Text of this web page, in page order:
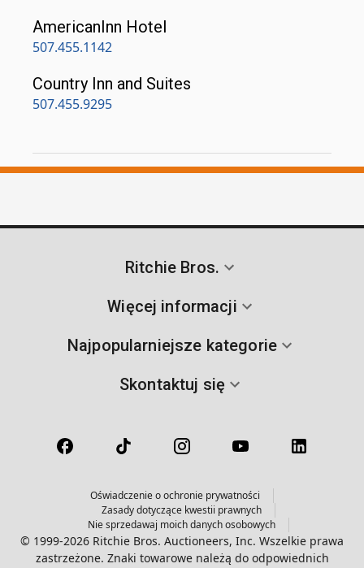
AmericanInn Hotel
507.455.1142
Country Inn and Suites
507.455.9295
Ritchie Bros.
Więcej informacji
Najpopularniejsze kategorie
Skontaktuj się
Oświadczenie o ochronie prywatności
Zasady dotyczące kwestii prawnych
Nie sprzedawaj moich danych osobowych
© 1999-2026 Ritchie Bros. Auctioneers, Inc. Wszelkie prawa
zastrzeżone. Znaki towarowe należą do odpowiednich